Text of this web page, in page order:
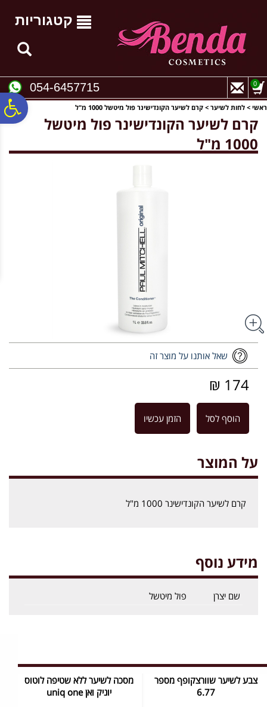
נגישות
קטגוריות
054-6457715 0
ראשי > לחות לשיער > קרם לשיער הקונדישינר פול מיטשל 1000 מ"ל
קרם לשיער הקונדישינר פול מיטשל
1000 מ"ל
שאל אותנו על מוצר זה
174 ₪
הוסף לסל הזמן עכשיו
על המוצר
קרם לשיער הקונדישינר 1000 מ"ל
מידע נוסף
שם יצרן פול מיטשל
צבע לשיער שוורצקופף מספר
6.77
מסכה לשיער ללא שטיפה לוטוס
יוניק ואן uniq one